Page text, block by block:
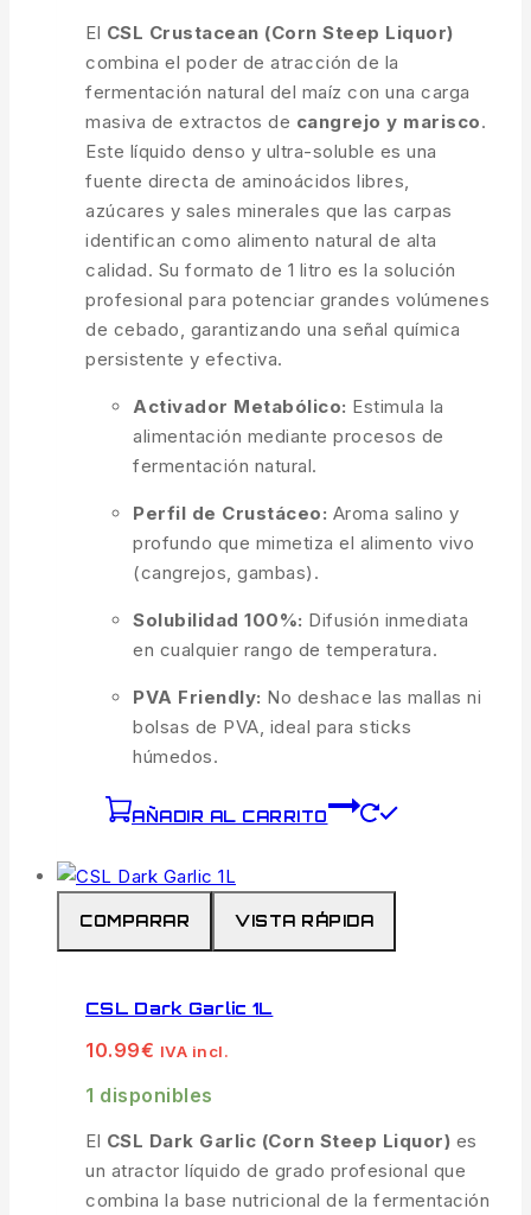
El CSL Crustacean (Corn Steep Liquor)
combina el poder de atracción de la
fermentación natural del maíz con una carga
masiva de extractos de cangrejo y marisco.
Este líquido denso y ultra-soluble es una
fuente directa de aminoácidos libres,
azúcares y sales minerales que las carpas
identifican como alimento natural de alta
calidad. Su formato de 1 litro es la solución
profesional para potenciar grandes volúmenes
de cebado, garantizando una señal química
persistente y efectiva.
Activador Metabólico: Estimula la
alimentación mediante procesos de
fermentación natural.
Perfil de Crustáceo: Aroma salino y
profundo que mimetiza el alimento vivo
(cangrejos, gambas).
Solubilidad 100%: Difusión inmediata
en cualquier rango de temperatura.
PVA Friendly: No deshace las mallas ni
bolsas de PVA, ideal para sticks
húmedos.
AÑADIR AL CARRITO
COMPARAR VISTA RÁPIDA
CSL Dark Garlic 1L
10.99€ IVA incl.
1 disponibles
El CSL Dark Garlic (Corn Steep Liquor) es
un atractor líquido de grado profesional que
combina la base nutricional de la fermentación